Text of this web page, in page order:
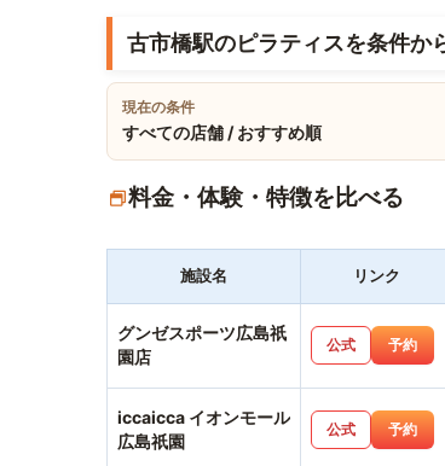
古市橋駅のピラティスを条件か
現在の条件
すべての店舗 / おすすめ順
料金・体験・特徴を比べる
施設名 リンク
グンゼスポーツ広島祇
園店
公式 予約
iccaicca イオンモール
広島祇園
公式 予約